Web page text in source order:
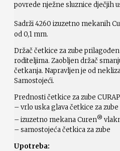
povrede nježne sluznice dječjih
Sadrži 4260 izuzetno mekanih
od 0,1 mm.
Držač četkice za zube
roditeljima. Zaobljen držač
četkanja. Napravljen je od
Samostojeći.
Prednosti četkice za zube
– vrlo uska glava četkice za zube
– izuzetno mekana Curen®
– samostojeća četkica za zube
Upotreba: